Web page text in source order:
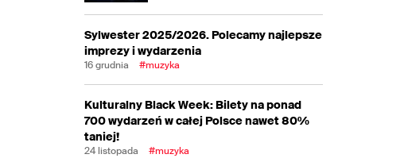
Sylwester 2025/2026. Polecamy najlepsze
imprezy i wydarzenia
16 grudnia #muzyka
Kulturalny Black Week: Bilety na ponad
700 wydarzeń w całej Polsce nawet 80%
taniej!
24 listopada #muzyka